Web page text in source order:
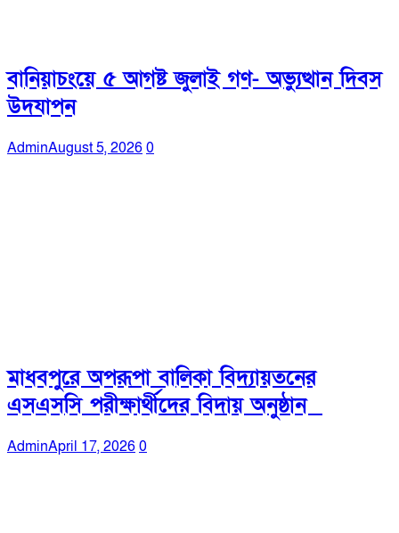
বানিয়াচংয়ে ৫ আগষ্ট জুলাই গণ- অভ্যুত্থান দিবস
উদযাপন
AdminAugust 5, 20260
মাধবপুরে অপরূপা বালিকা বিদ্যায়তনের
এসএসসি পরীক্ষার্থীদের বিদায় অনুষ্ঠান
AdminApril 17, 20260